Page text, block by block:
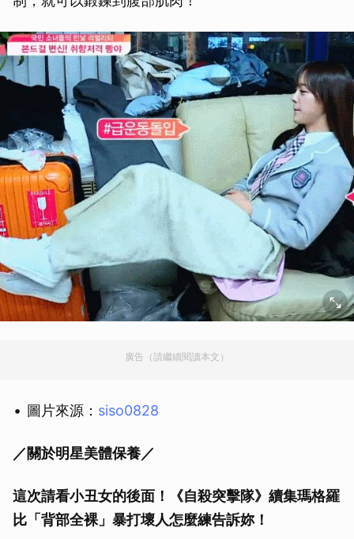
廣告（請繼續閱讀本文）
圖片來源： siso0828
／關於明星美體保養／
這次請看小丑女的後面！《自殺突擊隊》續集瑪格羅
比「背部全裸」暴打壞人怎麼練告訴妳！